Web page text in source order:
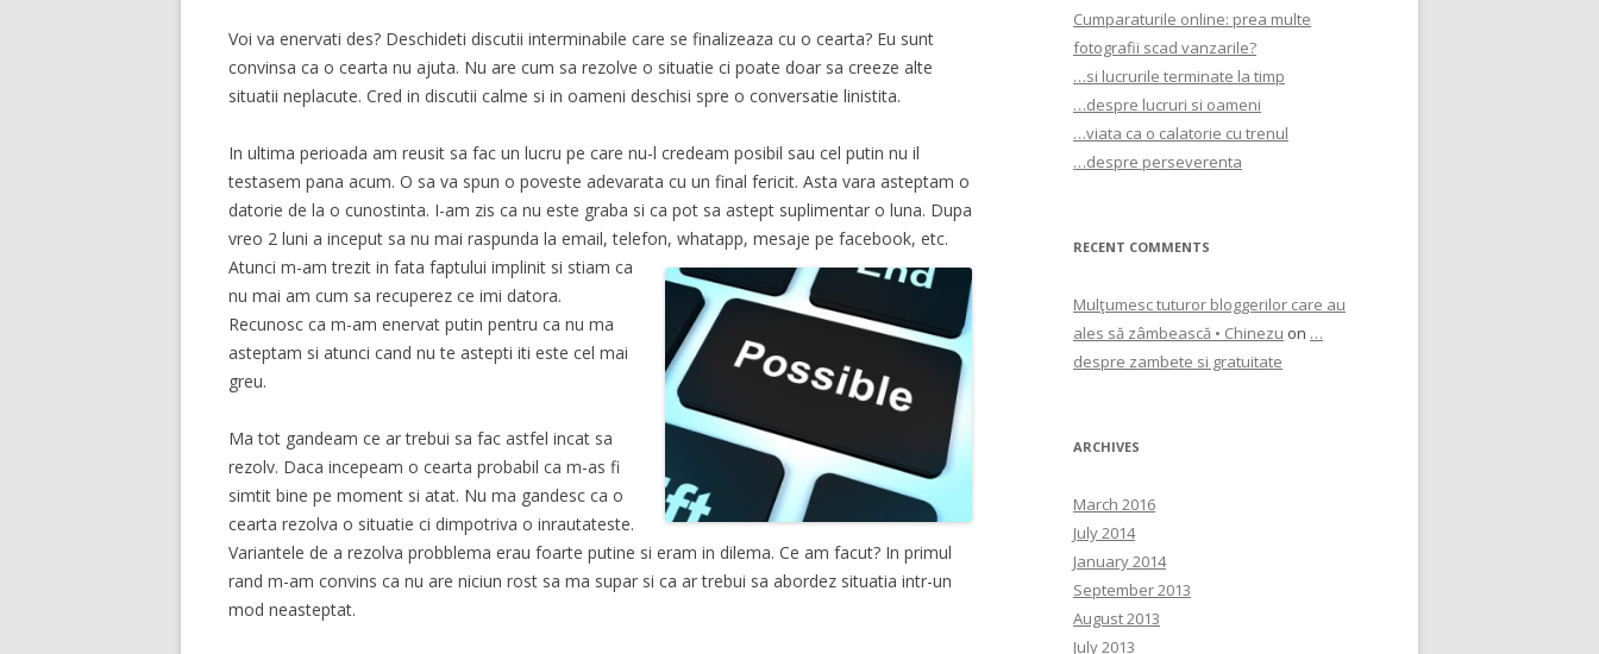
Voi va enervati des? Deschideti discutii interminabile care se finalizeaza cu o cearta? Eu sunt
convinsa ca o cearta nu ajuta. Nu are cum sa rezolve o situatie ci poate doar sa creeze alte
situatii neplacute. Cred in discutii calme si in oameni deschisi spre o conversatie linistita.
In ultima perioada am reusit sa fac un lucru pe care nu-l credeam posibil sau cel putin nu il
testasem pana acum. O sa va spun o poveste adevarata cu un final fericit. Asta vara asteptam o
datorie de la o cunostinta. I-am zis ca nu este graba si ca pot sa astept suplimentar o luna. Dupa
vreo 2 luni a inceput sa nu mai raspunda la email, telefon, whatapp, mesaje pe facebook, etc.
Atunci m-am trezit in fata faptului implinit si stiam ca
nu mai am cum sa recuperez ce imi datora.
Recunosc ca m-am enervat putin pentru ca nu ma
asteptam si atunci cand nu te astepti iti este cel mai
greu.
Ma tot gandeam ce ar trebui sa fac astfel incat sa
rezolv. Daca incepeam o cearta probabil ca m-as fi
simtit bine pe moment si atat. Nu ma gandesc ca o
cearta rezolva o situatie ci dimpotriva o inrautateste.
Variantele de a rezolva probblema erau foarte putine si eram in dilema. Ce am facut? In primul
rand m-am convins ca nu are niciun rost sa ma supar si ca ar trebui sa abordez situatia intr-un
mod neasteptat.
Cumparaturile online: prea multe
fotografii scad vanzarile?
…si lucrurile terminate la timp
…despre lucruri si oameni
…viata ca o calatorie cu trenul
…despre perseverenta
RECENT COMMENTS
Mulţumesc tuturor bloggerilor care au
ales să zâmbească • Chinezu on …
despre zambete si gratuitate
ARCHIVES
March 2016
July 2014
January 2014
September 2013
August 2013
July 2013